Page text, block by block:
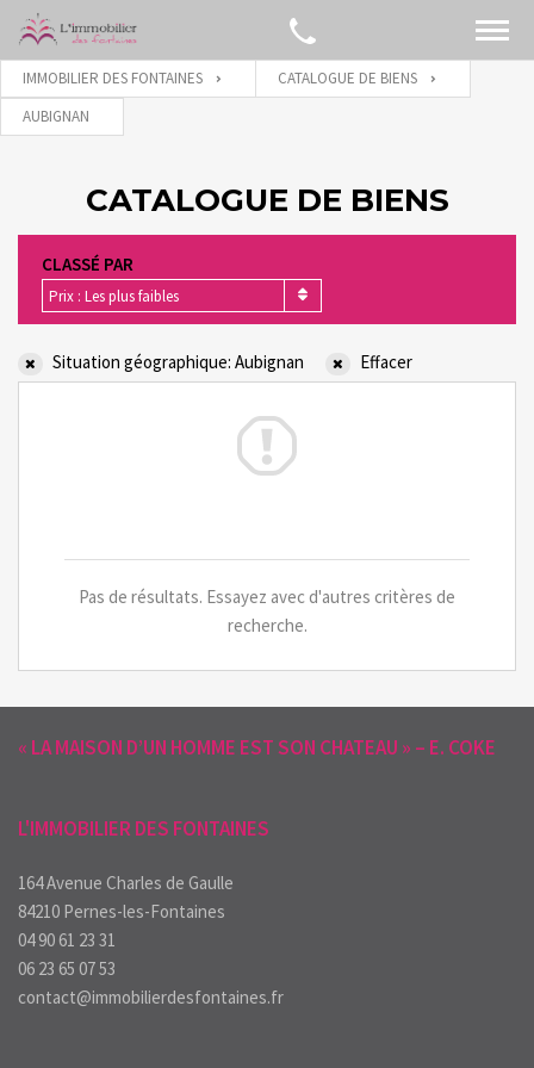
IMMOBILIER DES FONTAINES
CATALOGUE DE BIENS
AUBIGNAN
CATALOGUE DE BIENS
CLASSÉ PAR
Prix : Les plus faibles
Situation géographique: Aubignan Effacer
Pas de résultats. Essayez avec d'autres critères de
recherche.
« LA MAISON D’UN HOMME EST SON CHATEAU » – E. COKE
L'IMMOBILIER DES FONTAINES
164 Avenue Charles de Gaulle
84210 Pernes-les-Fontaines
04 90 61 23 31
06 23 65 07 53
contact@immobilierdesfontaines.fr